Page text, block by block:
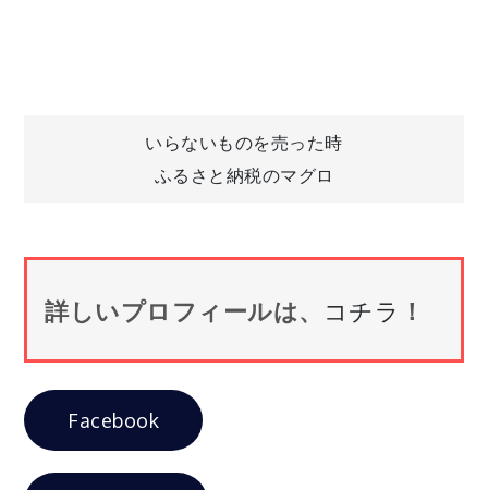
ナ
ビ
ゲ
ー
いらないものを売った時
ふるさと納税のマグロ
詳しいプロフィールは、 コチラ ！
Facebook